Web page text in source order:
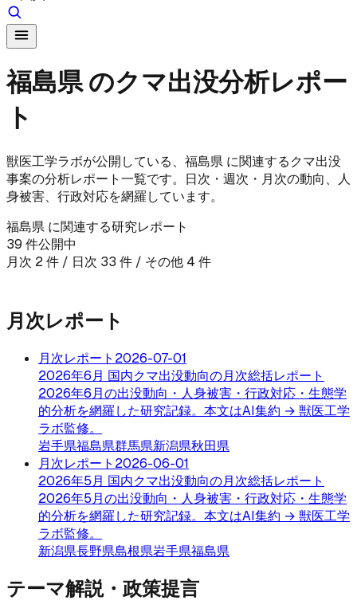
福島県 のクマ出没分析レポー
ト
獣医工学ラボが公開している、福島県 に関連するクマ出没
事案の分析レポート一覧です。日次・週次・月次の動向、人
身被害、行政対応を網羅しています。
福島県 に関連する研究レポート
39 件公開中
月次 2件 / 日次 33 件 / その他 4 件
月次レポート
月次レポート 2026-07-01
2026年6月 国内クマ出没動向の月次総括レポート
2026年6月の出没動向・人身被害・行政対応・生態学
的分析を網羅した研究記録。本文はAI集約 → 獣医工学
ラボ監修。
岩手県福島県群馬県新潟県秋田県
月次レポート 2026-06-01
2026年5月 国内クマ出没動向の月次総括レポート
2026年5月の出没動向・人身被害・行政対応・生態学
的分析を網羅した研究記録。本文はAI集約 → 獣医工学
ラボ監修。
新潟県長野県島根県岩手県福島県
テーマ解説・政策提言